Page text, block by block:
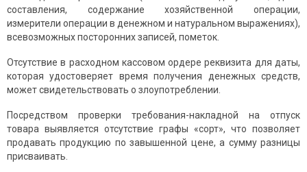
составления, содержание хозяйственной операции,
измерители операции в денежном и натуральном выражениях),
всевозможных посторонних записей, пометок.
Отсутствие в расходном кассовом ордере реквизита для даты,
которая удостоверяет время получения денежных средств,
может свидетельствовать о злоупотреблении.
Посредством проверки требования-накладной на отпуск
товара выявляется отсутствие графы «сорт», что позволяет
продавать продукцию по завышенной цене, а сумму разницы
присваивать.